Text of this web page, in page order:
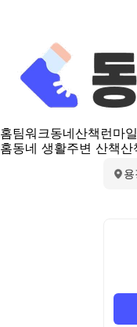
홈팀워크동네산책 런마일
홈동네 생활주변 산책산